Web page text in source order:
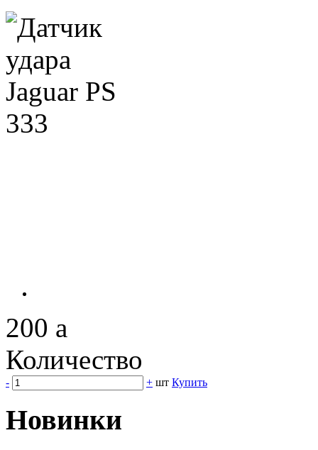
200 a
Количество
- + шт Купить
Новинки